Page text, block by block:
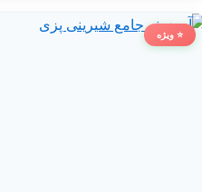
⭐ ویژه